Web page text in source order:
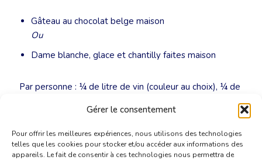
Gérer le consentement
Pour offrir les meilleures expériences, nous utilisons des technologies
telles que les cookies pour stocker et/ou accéder aux informations des
appareils. Le fait de consentir à ces technologies nous permettra de
Gâteau au chocolat belge maison
Ou
Dame blanche, glace et chantilly faites maison
Par personne : ¼ de litre de vin (couleur au choix), ¼ de